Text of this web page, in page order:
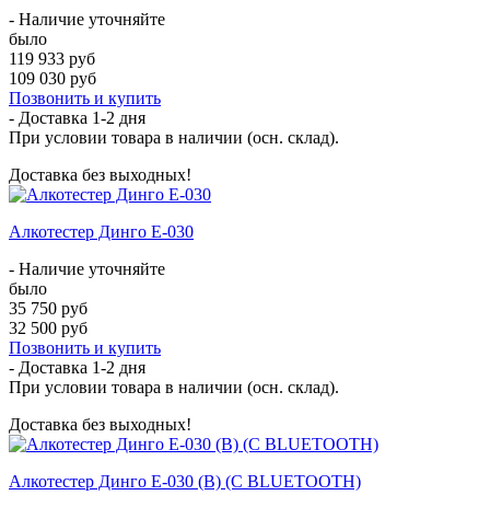
- Наличие уточняйте
было
119 933 руб
109 030 руб
Позвонить и купить
- Доставка 1-2 дня
При условии товара в наличии (осн. склад).
Доставка без выходных!
Алкотестер Динго Е-030
- Наличие уточняйте
было
35 750 руб
32 500 руб
Позвонить и купить
- Доставка 1-2 дня
При условии товара в наличии (осн. склад).
Доставка без выходных!
Алкотестер Динго Е-030 (B) (С BLUETOOTH)